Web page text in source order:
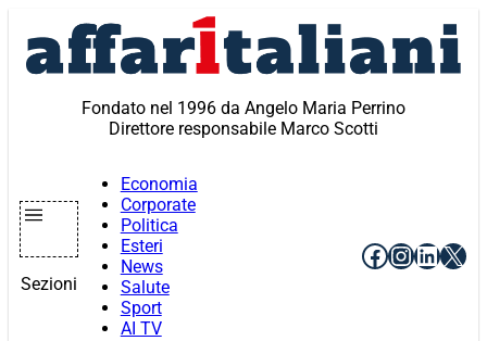
contenuto
Fondato nel 1996 da Angelo Maria Perrino
Direttore responsabile Marco Scotti
Sezioni
Economia
Corporate
Politica
Esteri
News
Salute
Sport
AI TV
Facebook
X